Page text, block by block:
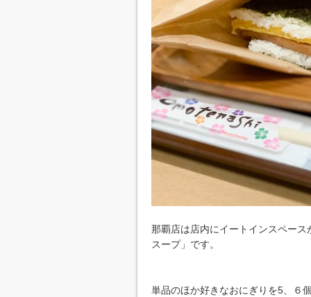
那覇店は店内にイートインスペー
スープ」です。
単品のほか好きなおにぎりを5、６